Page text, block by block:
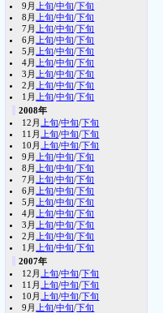
9月 上旬/中旬/下旬
8月 上旬/中旬/下旬
7月 上旬/中旬/下旬
6月 上旬/中旬/下旬
5月 上旬/中旬/下旬
4月 上旬/中旬/下旬
3月 上旬/中旬/下旬
2月 上旬/中旬/下旬
1月 上旬/中旬/下旬
2008年
12月 上旬/中旬/下旬
11月 上旬/中旬/下旬
10月 上旬/中旬/下旬
9月 上旬/中旬/下旬
8月 上旬/中旬/下旬
7月 上旬/中旬/下旬
6月 上旬/中旬/下旬
5月 上旬/中旬/下旬
4月 上旬/中旬/下旬
3月 上旬/中旬/下旬
2月 上旬/中旬/下旬
1月 上旬/中旬/下旬
2007年
12月 上旬/中旬/下旬
11月 上旬/中旬/下旬
10月 上旬/中旬/下旬
9月 上旬/中旬/下旬